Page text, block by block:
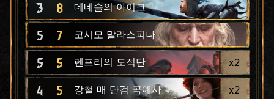
3 8 데네슬의 아이크
5 7 코시모 말라스피나
5 5 렌프리의 도적단 x2
4 5 강철 매 단검 곡예사 x2